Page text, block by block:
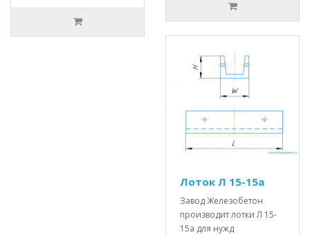
Лоток Л 15-15а
Завод Железобетон
производит лотки Л 15-
15а для нужд